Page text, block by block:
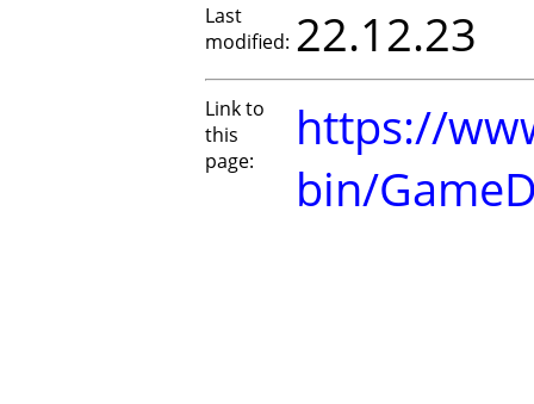
Last
modified: 22.12.23
Link to
this
page:
https://
bin/